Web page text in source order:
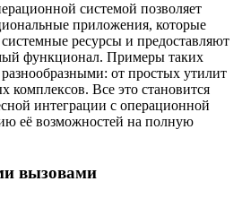
системой позволяет
приложения, которые
ресурсы и предоставляют
функционал. Примеры таких
от простых утилит
Все это становится
интеграции с операционной
её возможностей на полную
вызовами